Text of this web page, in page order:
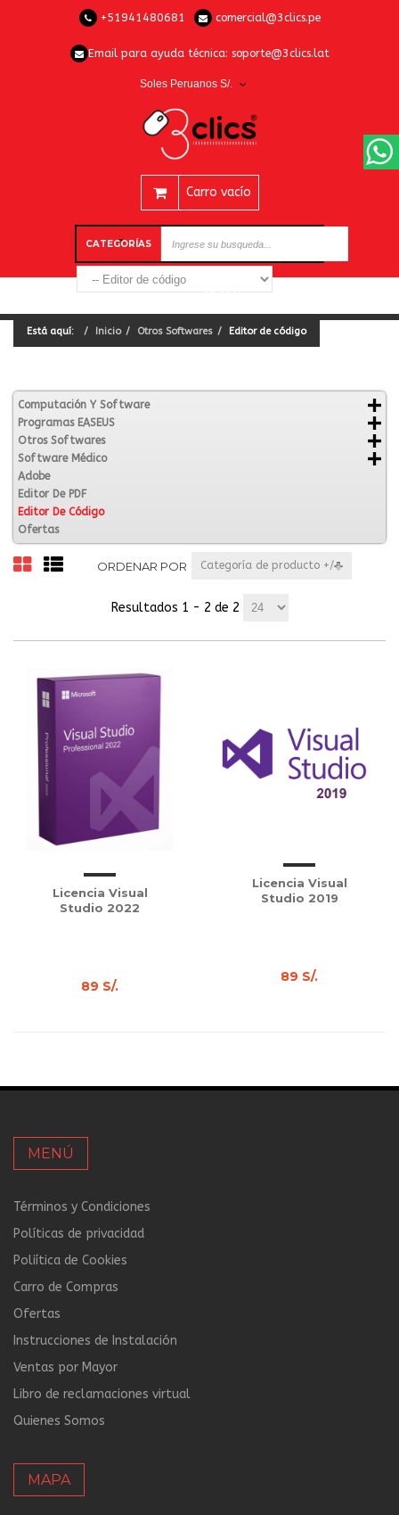
+51941480681 comercial@3clics.pe
Email para ayuda técnica: soporte@3clics.lat
Soles Peruanos S/.
Carro vacío
CATEGORÍAS
Está aquí: Inicio Otros Softwares Editor de código
Computación Y Software
Programas EASEUS
Otros Softwares
Software Médico
Adobe
Editor De PDF
Editor De Código
Ofertas
ORDENAR POR Categoría de producto +/-
Resultados 1 - 2 de 2
Licencia Visual
Studio 2022
89 S/.
Licencia Visual
Studio 2019
89 S/.
MENÚ
Términos y Condiciones
Políticas de privacidad
Poliítica de Cookies
Carro de Compras
Ofertas
Instrucciones de Instalación
Ventas por Mayor
Libro de reclamaciones virtual
Quienes Somos
MAPA